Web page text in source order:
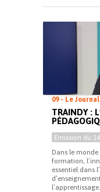
09 - Le
TRAINDY :
Emission du
Dans le monde
formation,
essentiel dans